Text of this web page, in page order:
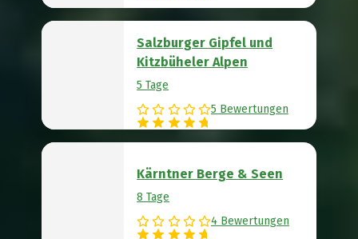
Salzburger Gipfel und
Kitzbüheler Alpen
5 Tage
5 Bewertungen
Kärntner Berge & Seen
8 Tage
4 Bewertungen